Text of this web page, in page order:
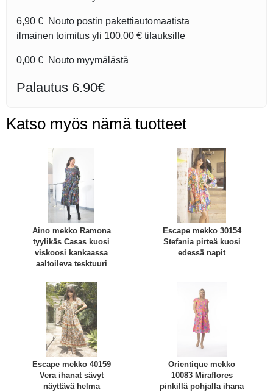
6,90 € Nouto postin pakettiautomaatista
ilmainen toimitus yli 100,00 € tilauksille
0,00 € Nouto myymälästä
Palautus 6.90€
Katso myös nämä tuotteet
Aino mekko Ramona
tyylikäs Casas kuosi
viskoosi kankaassa
aaltoileva tesktuuri
Escape mekko 30154
Stefania pirteä kuosi
edessä napit
Escape mekko 40159
Vera ihanat sävyt
näyttävä helma
Orientique mekko
10083 Miraflores
pinkillä pohjalla ihana